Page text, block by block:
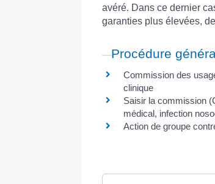
avéré. Dans ce dernier
garanties plus élevées,
Procédure
Commission des
clinique
Saisir la commission
médical, infection
Action de groupe